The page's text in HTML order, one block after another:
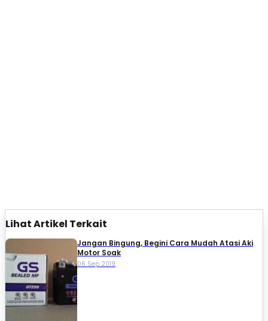
Lihat Artikel Terkait
Jangan Bingung, Begini Cara Mudah Atasi Aki
Motor Soak
06 Sep 2019